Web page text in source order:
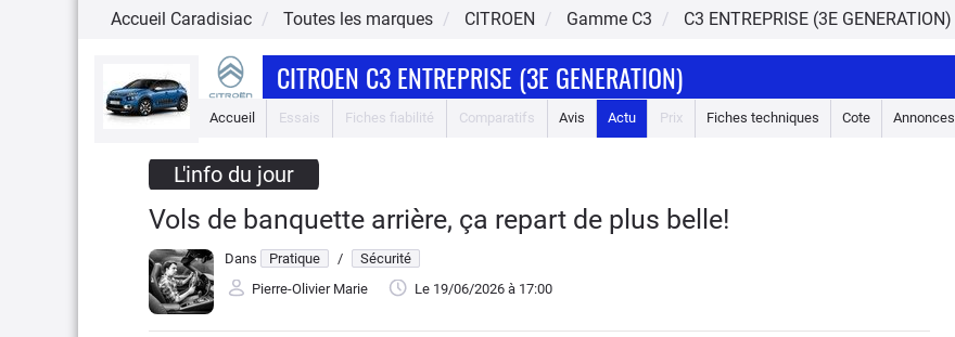
Accueil Caradisiac Toutes les marques CITROEN Gamme C3 C3 ENTREPRISE (3E GENERATION)
CITROEN C3 ENTREPRISE (3E GENERATION)
Accueil Essais Fiches fiabilité Comparatifs Avis Actu Prix Fiches techniques Cote Annonces
L'info du jour
Vols de banquette arrière, ça repart de plus belle!
Dans Pratique /
Sécurité
Pierre-Olivier Marie
Le 19/06/2026 à 17:00